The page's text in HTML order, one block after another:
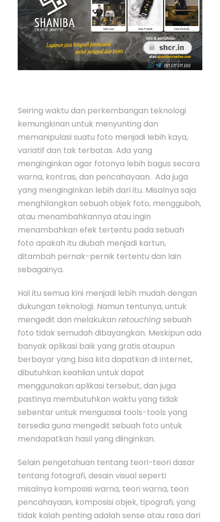
Seiring waktu dan perkembangan teknologi
kemungkinan untuk menyunting dan
memanipulasi suatu foto menjadi lebih kaya,
variatif dan tak terbatas. Ada yang
menginginkan agar fotonya lebih bagus secara
warna, kontras, dan pencahayaan. Ada juga
yang menginginkan lebih dari itu. Misalnya saja
menghilangkan sebuah objek foto, menggubah,
atau menambahkannya atau ingin
menambahkan efek tertentu pada sebuah
foto apakah itu diubah menjadi kartun,
ditambah pernak-pernik tertentu dan lain
sebagainya.
Hal itu semua kini menjadi lebih mudah dengan
dukungan teknologi. Namun tentunya, untuk
mengedit dan melakukanretouching sebuah
foto tidak semudah dibayangkan. Meskipun ada
banyak aplikasi baik yang gratis ataupun
berbayar yang bisa kita dapatkan di internet,
dibutuhkan keahlian untuk dapat
menggunakan aplikasi tersebut, dan juga
pastinya membutuhkan waktu yang tidak
sebentar untuk menguasai tools-tools yang
tersedia guna mengedit sebuah foto untuk
mendapatkan hasil yang diinginkan.
Selain pengetahuan tentang teori-teori dasar
tentang fotografi, desain visual seperti
misalnya komposisi warna, teori warna, teori
pencahayaan, komposisi objek, tipografi, yang
tidak kalah penting adalah sense atau rasa dari